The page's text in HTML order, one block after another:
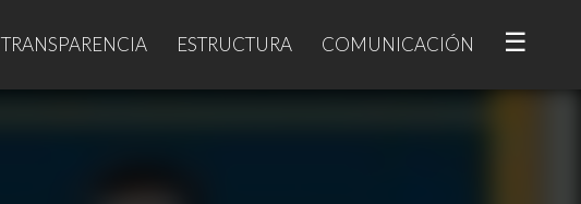
TRANSPARENCIA ESTRUCTURA COMUNICACIÓN ☰